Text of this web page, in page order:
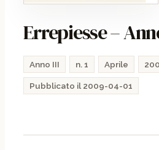
Errepiesse –
Anno III n. 1 Aprile
Pubblicato il 2009-04-01